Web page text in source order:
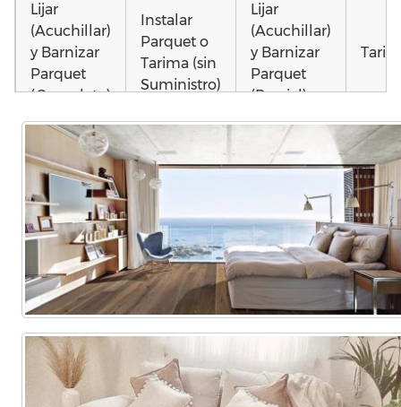
Lijar
(Acuchillar)
y Barnizar
Parquet
(Completo)
Instalar
Parquet o
Tarima (sin
Suministro)
Lijar
(Acuchillar)
y Barnizar
Parquet
(Parcial)
Colocar
parquet o
Tarima
Local
Comercial
Poner
parquet o
Tarima
(Completa)
Poner
parquet o
Tarima
Vivienda
(Parcial)